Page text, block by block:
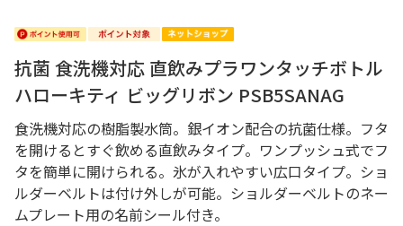
抗菌 食洗機対応 直飲みプラワンタッチボトル
ハローキティ ビッグリボン PSB5SANAG
食洗機対応の樹脂製水筒。銀イオン配合の抗菌仕様。フタ
を開けるとすぐ飲める直飲みタイプ。ワンプッシュ式でフ
タを簡単に開けられる。氷が入れやすい広口タイプ。ショ
ルダーベルトは付け外しが可能。ショルダーベルトのネー
ムプレート用の名前シール付き。